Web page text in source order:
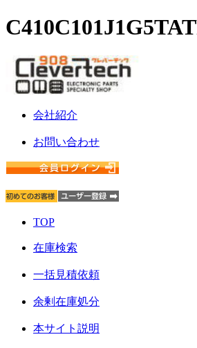
会社紹介
お問い合わせ
TOP
在庫検索
一括見積依頼
余剰在庫処分
本サイト説明